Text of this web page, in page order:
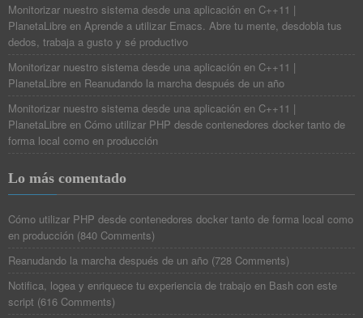
Monitorizar nuestro sistema desde una aplicación en C++11 |
PlanetaLibre en Aprende a utilizar Emacs. Abre tu mente, desdobla tus
dedos, trabaja a gusto y sé productivo
Monitorizar nuestro sistema desde una aplicación en C++11 |
PlanetaLibre en Reanudando la marcha después de un año
Monitorizar nuestro sistema desde una aplicación en C++11 |
PlanetaLibre en Cómo utilizar PHP desde contenedores docker tanto de
forma local como en producción
Lo más comentado
Cómo utilizar PHP desde contenedores docker tanto de forma local como
en producción (840 Comments)
Reanudando la marcha después de un año (728 Comments)
Notifica, logea y enriquece tu experiencia de trabajo en Bash con este
script (616 Comments)